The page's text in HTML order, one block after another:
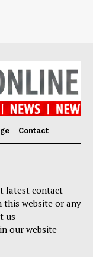
Contact
latest contact
website or any
us
our website